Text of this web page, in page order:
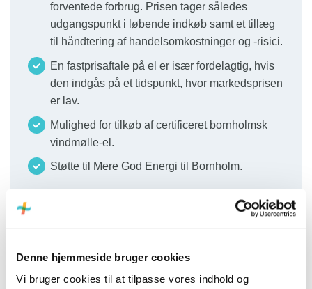
Denne hjemmeside bruger cookies
Vi bruger cookies til at tilpasse vores indhold og
forventede forbrug. Prisen tager således
udgangspunkt i løbende indkøb samt et tillæg
til håndtering af handelsomkostninger og -risici.
En fastprisaftale på el er især fordelagtig, hvis
den indgås på et tidspunkt, hvor markedsprisen
er lav.
Mulighed for tilkøb af certificeret bornholmsk
vindmølle-el.
Støtte til Mere God Energi til Bornholm.